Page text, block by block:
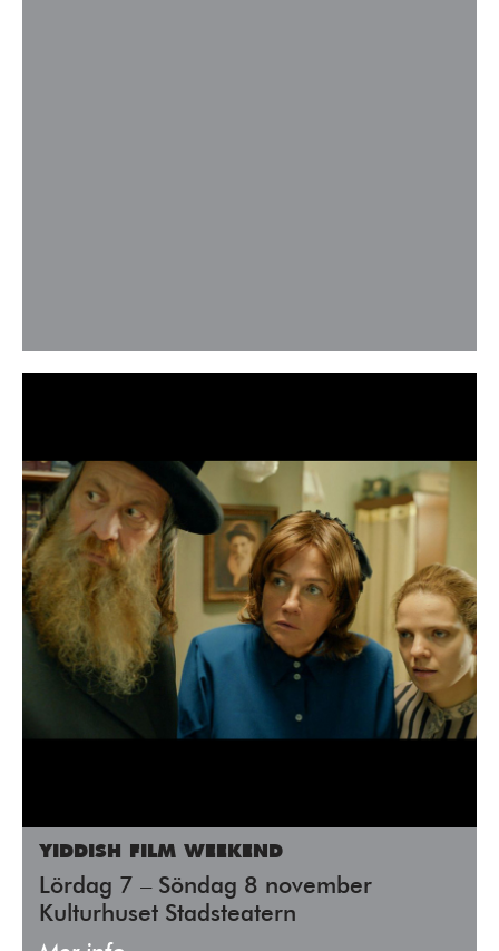
YIDDISH FILM WEEKEND
Lördag 7 – Söndag 8 november
Kulturhuset Stadsteatern